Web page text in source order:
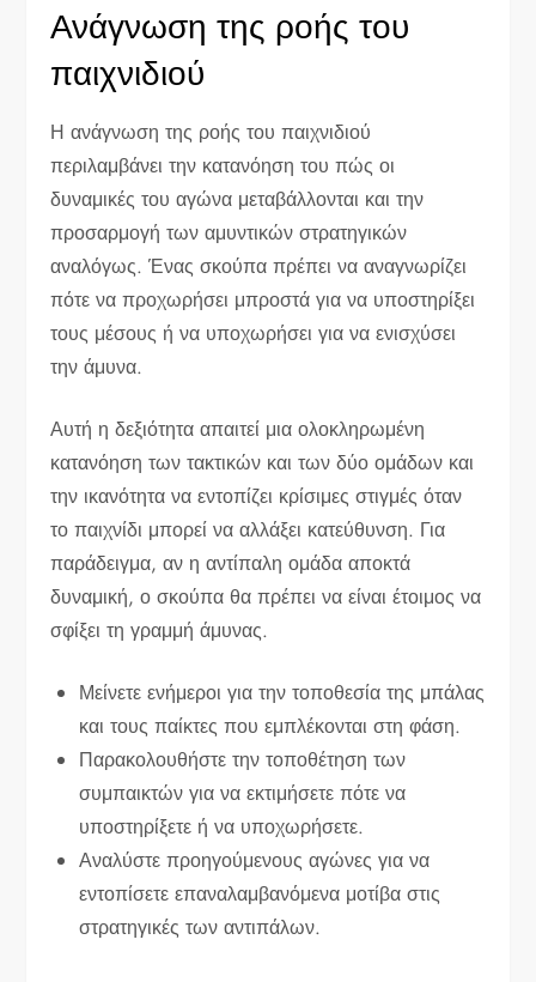
Ανάγνωση της ροής του
παιχνιδιού
Η ανάγνωση της ροής του παιχνιδιού
περιλαμβάνει την κατανόηση του πώς οι
δυναμικές του αγώνα μεταβάλλονται και την
προσαρμογή των αμυντικών στρατηγικών
αναλόγως. Ένας σκούπα πρέπει να αναγνωρίζει
πότε να προχωρήσει μπροστά για να υποστηρίξει
τους μέσους ή να υποχωρήσει για να ενισχύσει
την άμυνα.
Αυτή η δεξιότητα απαιτεί μια ολοκληρωμένη
κατανόηση των τακτικών και των δύο ομάδων και
την ικανότητα να εντοπίζει κρίσιμες στιγμές όταν
το παιχνίδι μπορεί να αλλάξει κατεύθυνση. Για
παράδειγμα, αν η αντίπαλη ομάδα αποκτά
δυναμική, ο σκούπα θα πρέπει να είναι έτοιμος να
σφίξει τη γραμμή άμυνας.
Μείνετε ενήμεροι για την τοποθεσία της μπάλας
και τους παίκτες που εμπλέκονται στη φάση.
Παρακολουθήστε την τοποθέτηση των
συμπαικτών για να εκτιμήσετε πότε να
υποστηρίξετε ή να υποχωρήσετε.
Αναλύστε προηγούμενους αγώνες για να
εντοπίσετε επαναλαμβανόμενα μοτίβα στις
στρατηγικές των αντιπάλων.